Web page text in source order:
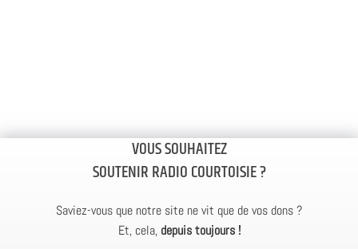
VOUS SOUHAITEZ
SOUTENIR RADIO COURTOISIE ?
Saviez-vous que notre site ne vit que de vos dons ?
Et, cela, depuis toujours !